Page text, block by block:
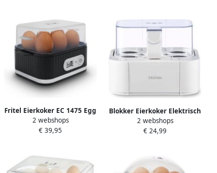
Pasen
Fritel Eierkoker EC 1475 Egg
cooker Elektrische ei-
kooktoestel 400W Zwart 1-6
2 webshops
€ 39,95
Blokker Eierkoker Elektrisch
Smart Geschikt voor 6
Eieren
2 webshops
€ 24,99